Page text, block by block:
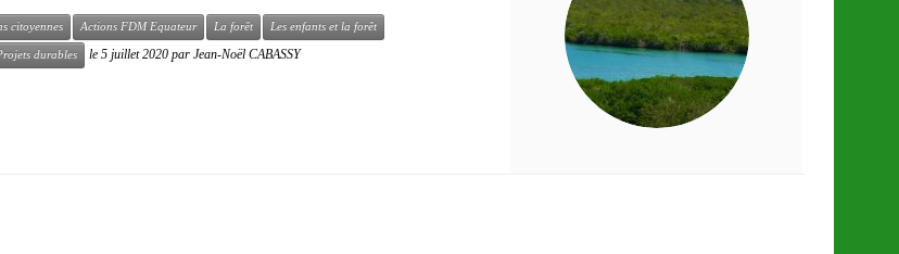
citoyennes Actions FDM Equateur La forêt Les enfants et la forêt
durables le 5 juillet 2020 par Jean-Noël CABASSY